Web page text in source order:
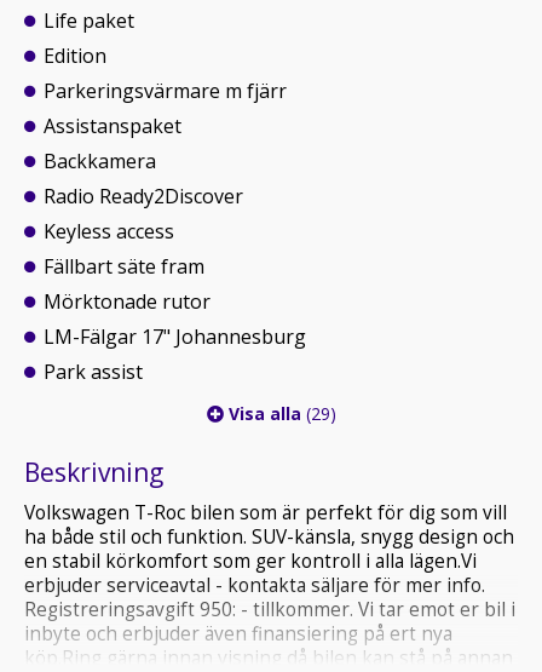
Life paket
Edition
Parkeringsvärmare m fjärr
Assistanspaket
Backkamera
Radio Ready2Discover
Keyless access
Fällbart säte fram
Mörktonade rutor
LM-Fälgar 17" Johannesburg
Park assist
Visa alla (29)
Beskrivning
Volkswagen T-Roc bilen som är perfekt för dig som vill
ha både stil och funktion. SUV-känsla, snygg design och
en stabil körkomfort som ger kontroll i alla lägen.Vi
erbjuder serviceavtal - kontakta säljare för mer info.
Registreringsavgift 950: - tillkommer. Vi tar emot er bil i
inbyte och erbjuder även finansiering på ert nya
köp.Ring gärna innan visning då bilen kan stå på annan